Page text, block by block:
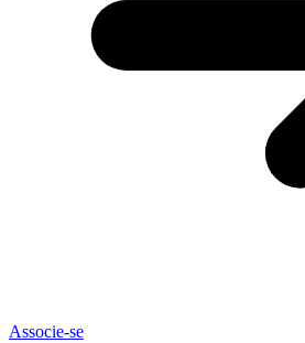
Associe-se